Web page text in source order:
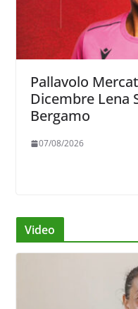
Pallavolo
Dicembre Lena
Bergamo
07/08/2026
Video